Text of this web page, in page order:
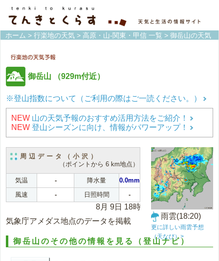
ホーム > 行楽地の天気 > 高原・山-関東・甲信 一覧 > 御岳山の天気
御岳山 （929m付近）
※登山指数について（ご利用の際はご一読ください。）
NEW 山の天気予報のおすすめ活用方法をご紹介！
NEW 登山シーズンに向け、情報がパワーアップ！
周辺データ（小沢）
（ポイントから 6 km地点）
気温 - 降水量
0.0mm
風速
- 日照時間 -
8月 9日 18時
気象庁アメダス地点のデータを掲載
雨雲(18:20)
更に詳しい雨雲予想
（天なび）>
御岳山のその他の情報を見る（登山ナビ）